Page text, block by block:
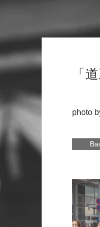
「
photo